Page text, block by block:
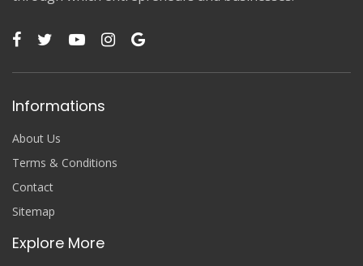
Informations
About Us
Terms & Conditions
Contact
Sitemap
Explore More